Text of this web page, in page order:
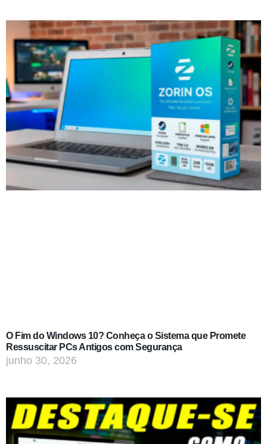
O Fim do Windows 10? Conheça o Sistema que Promete
Ressuscitar PCs Antigos com Segurança
junho 30, 2026